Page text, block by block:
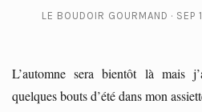
LE BOUDOIR GOURMAND SEP
L’automne sera bientôt là mais
quelques bouts d’été dans mon